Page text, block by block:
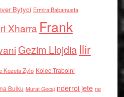
Bytyci Ermira Babamusta
Xharra Frank
Gezim Llojdia Ilir
Kozeta Zylo Kolec Traboini
Bulku Murat Gecaj nderroi jete ne